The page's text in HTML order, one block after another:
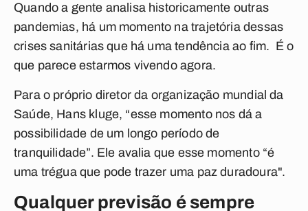
Quando a gente analisa historicamente outras
pandemias, há um momento na trajetória dessas
crises sanitárias que há uma tendência ao fim. É o
que parece estarmos vivendo agora.
Para o próprio diretor da organização mundial da
Saúde, Hans kluge, “esse momento nos dá a
possibilidade de um longo período de
tranquilidade”. Ele avalia que esse momento “é
uma trégua que pode trazer uma paz duradoura".
Qualquer previsão é sempre